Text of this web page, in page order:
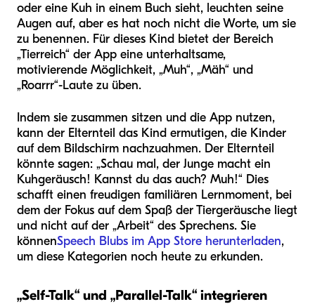
oder eine Kuh in einem Buch sieht, leuchten seine
Augen auf, aber es hat noch nicht die Worte, um sie
zu benennen. Für dieses Kind bietet der Bereich
„Tierreich“ der App eine unterhaltsame,
motivierende Möglichkeit, „Muh“, „Mäh“ und
„Roarrr“-Laute zu üben.
Indem sie zusammen sitzen und die App nutzen,
kann der Elternteil das Kind ermutigen, die Kinder
auf dem Bildschirm nachzuahmen. Der Elternteil
könnte sagen: „Schau mal, der Junge macht ein
Kuhgeräusch! Kannst du das auch? Muh!“ Dies
schafft einen freudigen familiären Lernmoment, bei
dem der Fokus auf dem Spaß der Tiergeräusche liegt
und nicht auf der „Arbeit“ des Sprechens. Sie
könnenSpeech Blubs im App Store herunterladen,
um diese Kategorien noch heute zu erkunden.
„Self-Talk“ und „Parallel-Talk“ integrieren